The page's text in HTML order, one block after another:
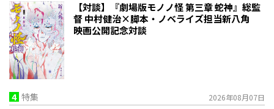
【対談】『劇場版モノノ怪 第三章 蛇神』総監
督 中村健治×脚本・ノベライズ担当新八角
映画公開記念対談
4 特集 2026年08月07日